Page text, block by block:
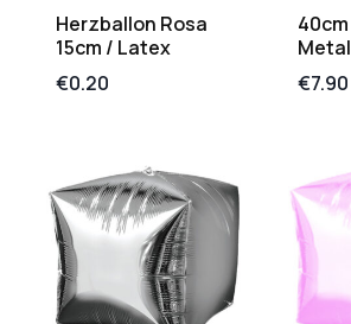
Herzballon Rosa
15cm / Latex
€0.20
€7.90